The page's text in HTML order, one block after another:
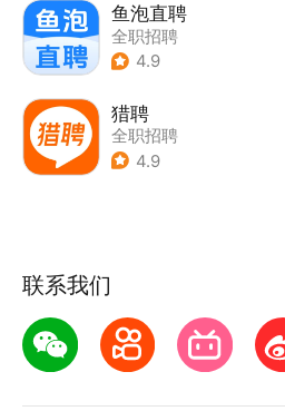
鱼泡直聘
全职招聘
4.9
猎聘
全职招聘
4.9
联系我们